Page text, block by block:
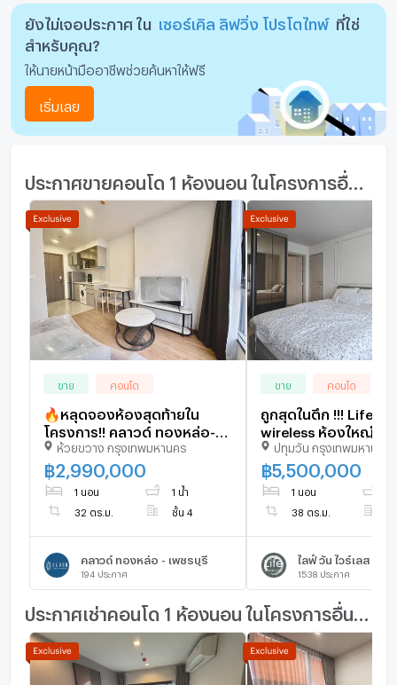
ยังไม่เจอประกาศ ใน เซอร์เคิล ลิฟวิ่ง โปรโตไทพ์
ที่ใช่
สำหรับคุณ?
ให้นายหน้ามืออาชีพช่วยค้นหาให้ฟรี
เริ่มเลย
ขาย คอนโด
🔥หลุดจองห้องสุดท้ายใน
โครงการ!! คลาวด์ ทองหล่อ-
เพชรบุรี (Cloud) 1 ห้องนอน-1
ห้องน้ำ 32 ตรม. 2.99 ลบ. ฟรี
โอน!! 093-615-5959
ห้วยขวาง กรุงเทพมหานคร
฿2,990,000
1 นอน 1 น้ำ
32 ตร.ม. ชั้น 4
คลาวด์ ทองหล่อ - เพชรบุรี
194 ประกาศ
ขาย คอนโด
ถูกสุดในตึก !!! Life
wireless ห้องใหญ่พิเ
ตรงข้ามบันไดหนีไฟ
ปทุมวัน กรุงเทพมหานคร
฿5,500,000
1 นอน
38 ตร.ม.
ไลฟ์ วัน ไวร์เลส
1538 ประกาศ